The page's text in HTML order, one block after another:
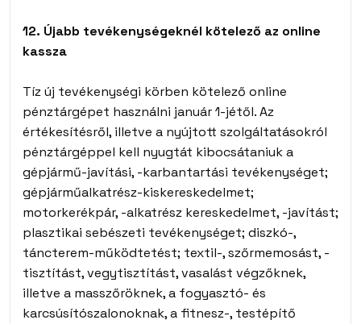
12. Újabb tevékenységeknél kötelező az online
kassza
Tíz új tevékenységi körben kötelező online
pénztárgépet használni január 1-jétől. Az
értékesítésről, illetve a nyújtott szolgáltatásokról
pénztárgéppel kell nyugtát kibocsátaniuk a
gépjármű-javítási, -karbantartási tevékenységet;
gépjárműalkatrész-kiskereskedelmet;
motorkerékpár, -alkatrész kereskedelmet, -javítást;
plasztikai sebészeti tevékenységet; diszkó-,
táncterem-működtetést; textil-, szőrmemosást, -
tisztítást, vegytisztítást, vasalást végzőknek,
illetve a masszőröknek, a fogyasztó- és
karcsúsítószalonoknak, a fitnesz-, testépítő